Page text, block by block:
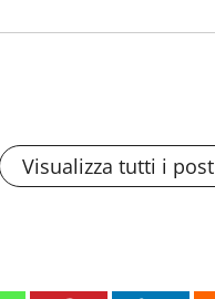
Visualizza tutti i post